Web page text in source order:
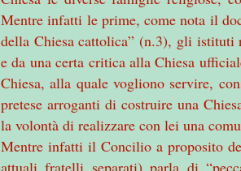
Mentre infatti le prime, come nota il
della Chiesa cattolica” (n.3), gli istituti
e da una certa critica alla Chiesa
Chiesa, alla quale vogliono servire,
pretese arroganti di costruire una
la volontà di realizzare con lei una
Mentre infatti il Concilio a proposito
attuali fratelli separati) parla di